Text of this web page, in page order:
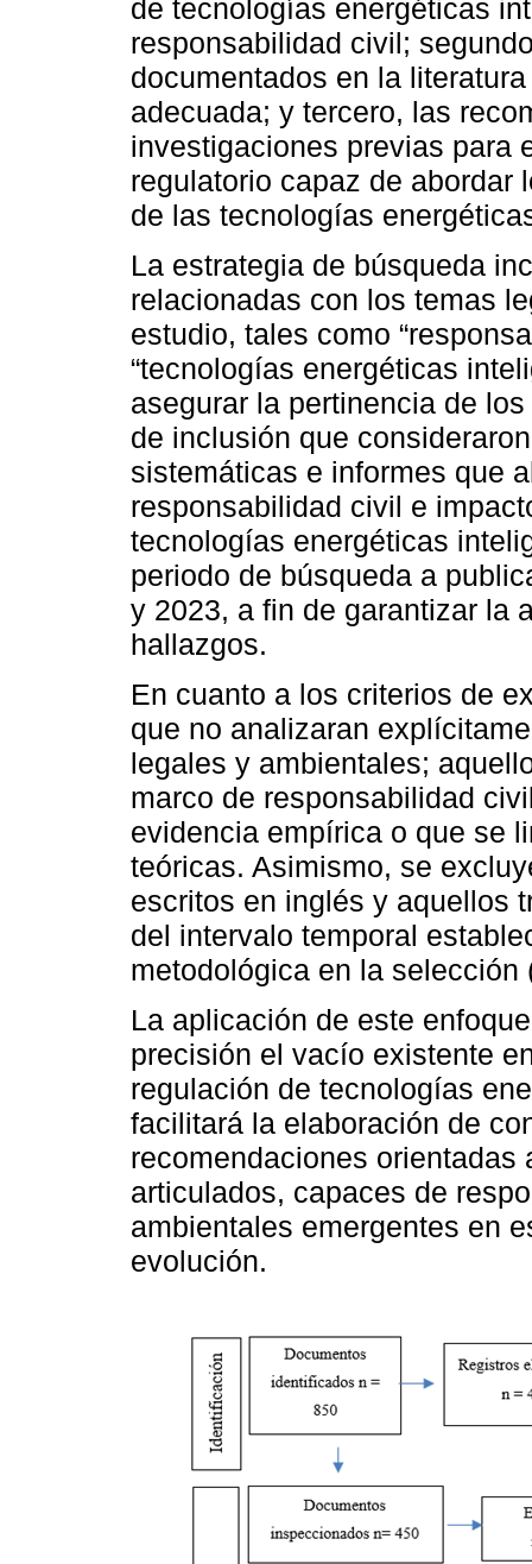
de tecnologías energéticas
responsabilidad civil;
documentados en la
adecuada; y tercero, las
investigaciones previas para
regulatorio capaz de abordar
de las tecnologías
La estrategia de búsqueda
relacionadas con los temas
estudio, tales como
“tecnologías energéticas
asegurar la pertinencia de
de inclusión que
sistemáticas e informes que
responsabilidad civil e
tecnologías energéticas
periodo de búsqueda a
y 2023, a fin de garantizar la
hallazgos.
En cuanto a los criterios de
que no analizaran
legales y ambientales;
marco de responsabilidad
evidencia empírica o que se
teóricas. Asimismo, se
escritos en inglés y aquellos
del intervalo temporal
metodológica en la selección
La aplicación de este
precisión el vacío existente
regulación de tecnologías
facilitará la elaboración de
recomendaciones
articulados, capaces de
ambientales emergentes en
evolución.